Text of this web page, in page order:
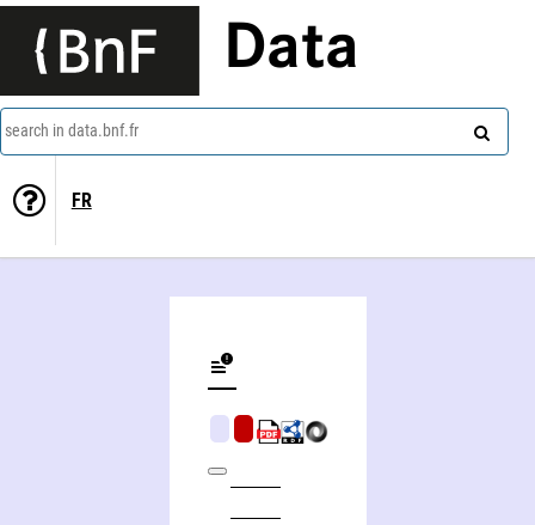
Data
search in data.bnf.fr
FR